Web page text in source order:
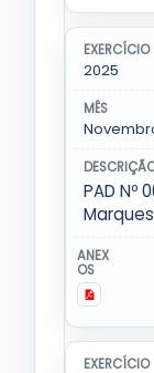
2025
PAD Nº